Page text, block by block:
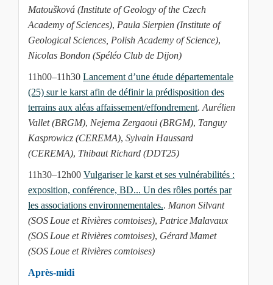
Matoušková (Institute of Geology of the Czech
Academy of Sciences), Paula Sierpien (Institute of
Geological Sciences, Polish Academy of Science),
Nicolas Bondon (Spéléo Club de Dijon)
11h00–11h30 Lancement d’une étude départementale
(25) sur le karst afin de définir la prédisposition des
terrains aux aléas affaissement/effondrement. Aurélien
Vallet (BRGM), Nejema Zergaoui (BRGM), Tanguy
Kasprowicz (CEREMA), Sylvain Haussard
(CEREMA), Thibaut Richard (DDT25)
11h30–12h00 Vulgariser le karst et ses vulnérabilités :
exposition, conférence, BD... Un des rôles portés par
les associations environnementales.. Manon Silvant
(SOS Loue et Rivières comtoises), Patrice Malavaux
(SOS Loue et Rivières comtoises), Gérard Mamet
(SOS Loue et Rivières comtoises)
Après-midi